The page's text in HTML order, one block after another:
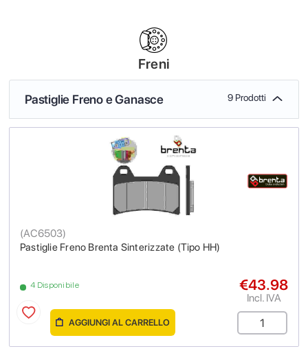
Freni
Pastiglie Freno e Ganasce 9 Prodotti
Pastiglie Freno Brenta Sinterizzate (Tipo HH)
(AC6503)
4 Disponibile €43.98
Incl. IVA
AGGIUNGI AL CARRELLO